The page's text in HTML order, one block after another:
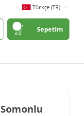
Türkçe (TR)
Sepetim